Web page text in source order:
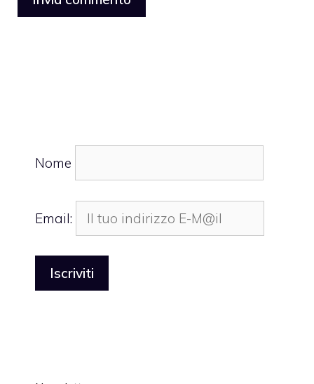
Nome
Email: